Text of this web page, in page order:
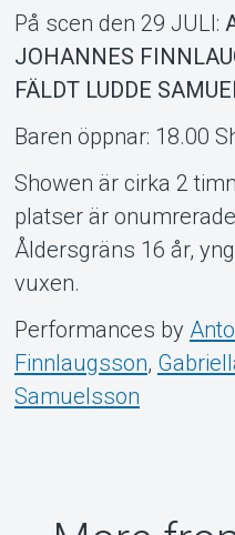
På scen den 29 JULI:
JOHANNES
FÄLDT LUDDE
Baren öppnar: 18.00
Showen är cirka 2
platser är
Åldersgräns 16 år,
vuxen.
Performances by
Finnlaugsson,
Samuelsson